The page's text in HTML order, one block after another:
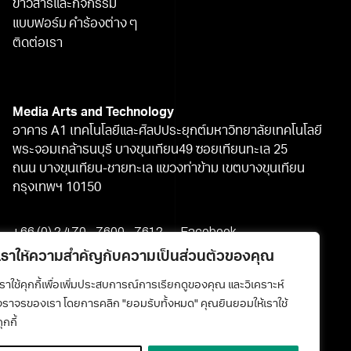
ราให้ความสำคัญกับความเป็นส่วนตัวของคุณ
ราใช้คุกกี้เพื่อเพิ่มประสบการณ์การเรียกดูของคุณ และวิเคราะห์
ราจรของเรา โดยการคลิก "ยอมรับทั้งหมด" คุณยินยอมให้เราใช้
กกี้
ข่าวสารและกิจกรรม
แบบฟอร์ม คำร้องต่าง ๆ
ติดต่อเรา
Media Arts and Technology
อาคาร A1 เทคโนโลยีและศิลปประยุกต์มหาวิทยาลัยเทคโนโลยี
พระจอมเกล้าธนบุรี บางขุนเทียน49 ซอยเทียนทะเล 25
ถนน บางขุนเทียน-ชายทะเล แขวงท่าข้าม เขตบางขุนเทียน
กรุงเทพฯ 10150
+66 (0) 2 470 - 7600 - 7612
media@kmutt.ac.th
Facebook
Youtube